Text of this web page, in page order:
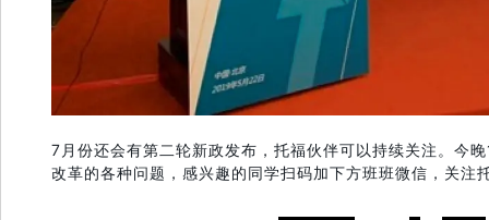
7月份还会有第二轮新政发布 ，托福伙伴可以持续关注。今
改革的各种问题，感兴趣的同学扫码加下方班班微信，关注